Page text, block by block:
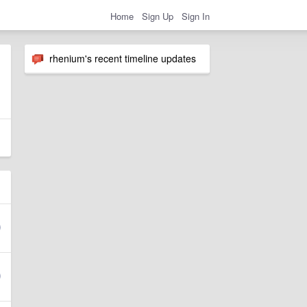
Home Sign Up Sign In
rhenium's recent timeline updates